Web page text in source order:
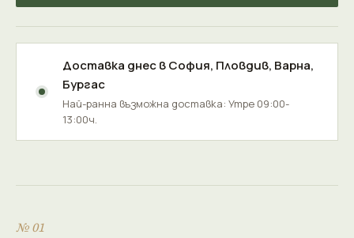
Доставка днес вСофия, Пловдив, Варна,
Бургас
Най-ранна възможна доставка: Утре 09:00-
13:00ч.
№ 01